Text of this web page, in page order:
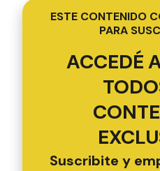
ESTE CONTENIDO
PARA
ACCEDÉ
Suscribite y